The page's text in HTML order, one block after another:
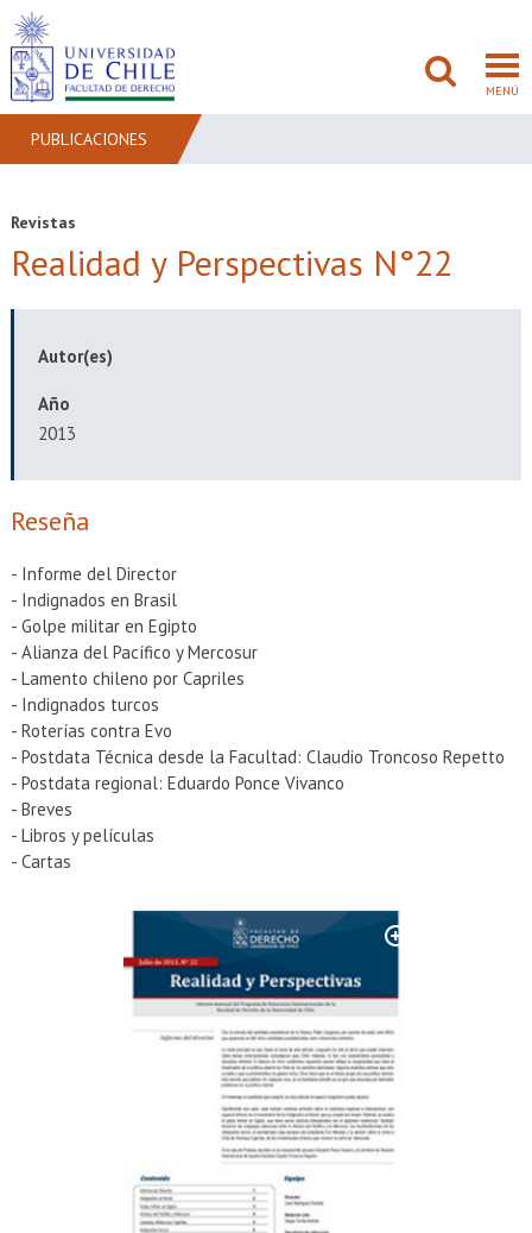
MENÚ
PREGRADO
POSTGRADO
BIBLIOTECAS
Académicos
Egresados
PUBLICACIONES
Revistas
Realidad y Perspectivas N°22
Autor(es)
Año
2013
Reseña
- Informe del Director
- Indignados en Brasil
- Golpe militar en Egipto
- Alianza del Pacífico y Mercosur
- Lamento chileno por Capriles
- Indignados turcos
- Roterías contra Evo
- Postdata Técnica desde la Facultad: Claudio Troncoso Repetto
- Postdata regional: Eduardo Ponce Vivanco
- Breves
- Libros y películas
- Cartas